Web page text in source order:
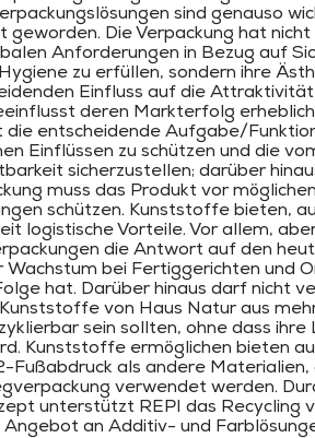
sind genauso
geworden. Die Verpackung hat nicht
Anforderungen in Bezug auf
zu erfüllen, sondern ihre
Einfluss auf die
deren Markterfolg
die entscheidende Aufgabe/
Einflüssen zu schützen und die
sicherzustellen; darüber
muss das Produkt vor
schützen. Kunststoffe bieten,
logistische Vorteile. Vor allem,
die Antwort auf den
Wachstum bei Fertiggerichten und
hat. Darüber hinaus darf nicht
von Haus Natur aus
sein sollten, ohne dass ihre
Kunststoffe ermöglichen bieten
Fußabdruck als andere Materialien,
verwendet werden.
unterstützt REPI das Recycling
an Additiv- und